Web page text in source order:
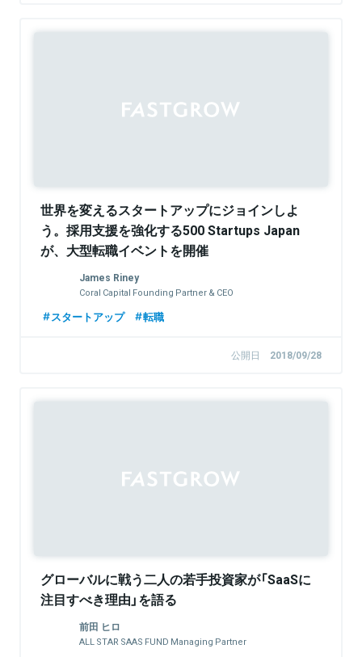
世界を変えるスタートアップにジョインしよ
う。採用支援を強化する500 Startups Japan
が、大型転職イベントを開催
James Riney
Coral Capital Founding Partner & CEO
スタートアップ 転職
公開日 2018/09/28
グローバルに戦う二人の若手投資家が「SaaSに
注目すべき理由」を語る
前田 ヒロ
ALL STAR SAAS FUND Managing Partner